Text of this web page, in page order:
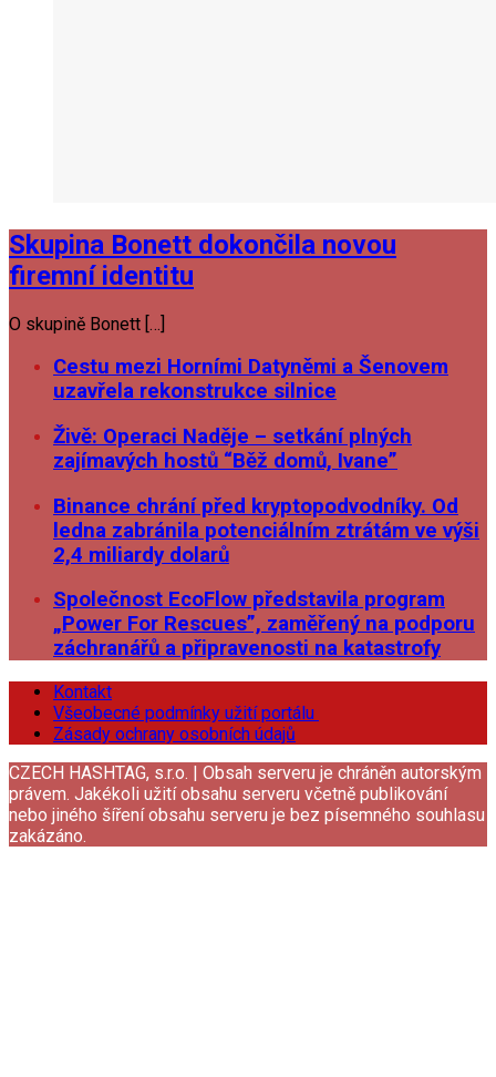
Skupina Bonett dokončila novou
firemní identitu
O skupině Bonett […]
Cestu mezi Horními Datyněmi a Šenovem
uzavřela rekonstrukce silnice
Živě: Operaci Naděje – setkání plných
zajímavých hostů “Běž domů, Ivane”
Binance chrání před kryptopodvodníky. Od
ledna zabránila potenciálním ztrátám ve výši
2,4 miliardy dolarů
Společnost EcoFlow představila program
„Power For Rescues”, zaměřený na podporu
záchranářů a připravenosti na katastrofy
Kontakt
Všeobecné podmínky užití portálu
Zásady ochrany osobních údajů
CZECH HASHTAG, s.r.o. | Obsah serveru je chráněn autorským
právem. Jakékoli užití obsahu serveru včetně publikování
nebo jiného šíření obsahu serveru je bez písemného souhlasu
zakázáno.